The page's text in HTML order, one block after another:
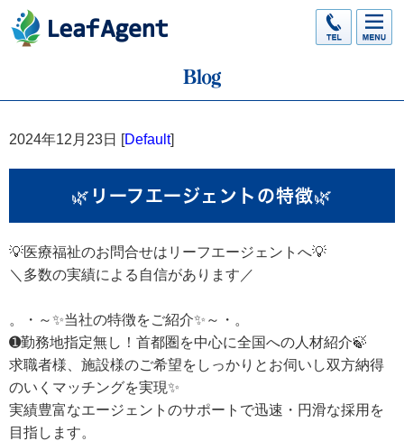
2024年12月23日 [Default]
🌿リーフエージェントの特徴🌿
💡医療福祉のお問合せはリーフエージェントへ💡
＼多数の実績による自信があります／
。・～✨当社の特徴をご紹介✨～・。
➊勤務地指定無し！首都圏を中心に全国への人材紹介🍃
求職者様、施設様のご希望をしっかりとお伺いし双方納得
のいくマッチングを実現✨
実績豊富なエージェントのサポートで迅速・円滑な採用を
目指します。